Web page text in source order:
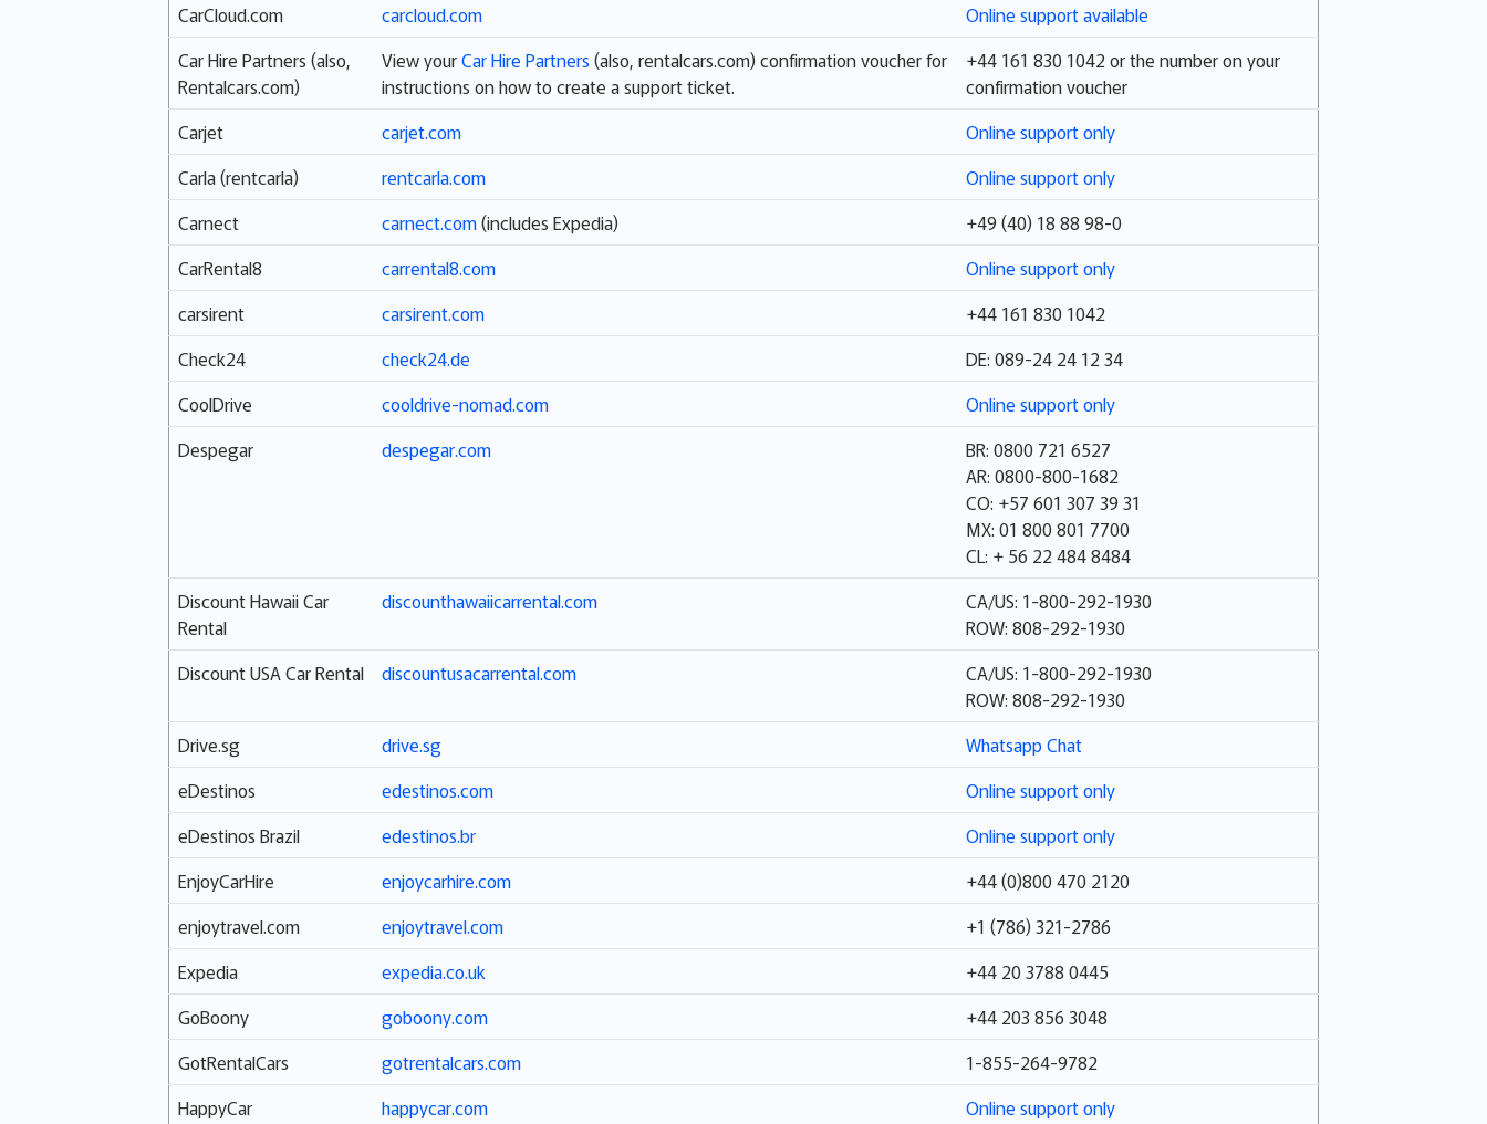
CarCloud.com
carcloud.com
Online support available
Car Hire Partners (also,
Rentalcars.com)
View yourCar Hire Partners(also, rentalcars.com) confirmation voucher for
instructions on how to create a support ticket.
+44 161 830 1042 or the number on your
confirmation voucher
Carjet
carjet.com
Online support only
Carla (rentcarla)
rentcarla.com
Online support only
Carnect
carnect.com(includes Expedia)
+49 (40) 18 88 98-0
CarRental8
carrental8.com
Online support only
carsirent
carsirent.com
+44 161 830 1042
Check24
check24.de
DE: 089-24 24 12 34
CoolDrive
cooldrive-nomad.com
Online support only
Despegar
despegar.com
BR: 0800 721 6527
AR: 0800-800-1682
CO: +57 601 307 39 31
MX: 01 800 801 7700
CL: + 56 22 484 8484
Discount Hawaii Car
Rental
discounthawaiicarrental.com
CA/US: 1-800-292-1930
ROW: 808-292-1930
Discount USA Car Rental
discountusacarrental.com
CA/US: 1-800-292-1930
ROW: 808-292-1930
Drive.sg
drive.sg
Whatsapp Chat
eDestinos
edestinos.com
Online support only
eDestinos Brazil
edestinos.br
Online support only
EnjoyCarHire
enjoycarhire.com
+44 (0)800 470 2120
enjoytravel.com
enjoytravel.com
+1 (786) 321-2786
Expedia
expedia.co.uk
+44 20 3788 0445
GoBoony
goboony.com
+44 203 856 3048
GotRentalCars
gotrentalcars.com
1-855-264-9782
HappyCar
happycar.com
Online support only